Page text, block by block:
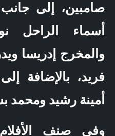
صامبين، إلى
أسماء الراحل
والمخرج إدريسا
فريد، بالإضافة
أمينة رشيد ومحمد
وفي صنف